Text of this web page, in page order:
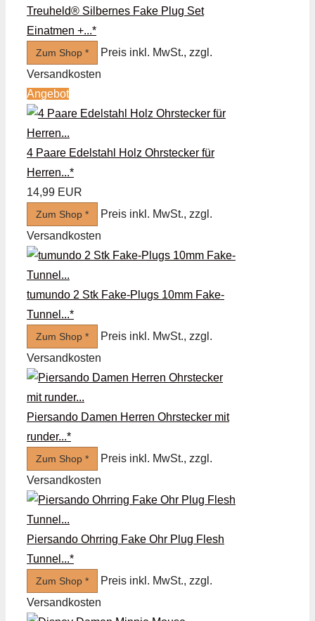
Treuheld® Silbernes Fake Plug Set
Einatmen +...*
Zum Shop *
Preis inkl. MwSt., zzgl.
Versandkosten
Angebot
4 Paare Edelstahl Holz Ohrstecker für
Herren...*
14,99 EUR
Zum Shop *
Preis inkl. MwSt., zzgl.
Versandkosten
tumundo 2 Stk Fake-Plugs 10mm Fake-
Tunnel...*
Zum Shop *
Preis inkl. MwSt., zzgl.
Versandkosten
Piersando Damen Herren Ohrstecker mit
runder...*
Zum Shop *
Preis inkl. MwSt., zzgl.
Versandkosten
Piersando Ohrring Fake Ohr Plug Flesh
Tunnel...*
Zum Shop *
Preis inkl. MwSt., zzgl.
Versandkosten